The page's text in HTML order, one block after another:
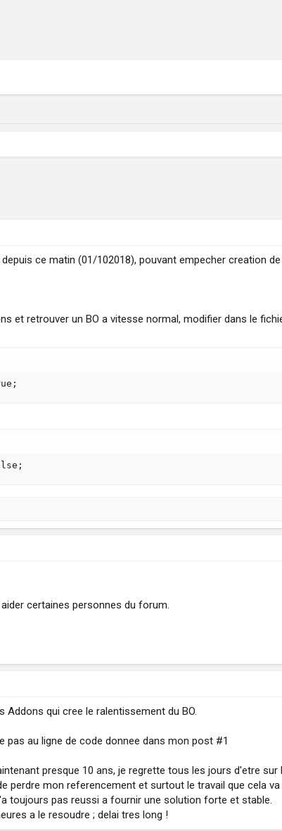
ce matin (01/102018), pouvant empecher creation
et retrouver un BO a vitesse normal, modifier dans le
certaines personnes du forum.
qui cree le ralentissement du BO.
pas au ligne de code donnee dans mon post #1
presque 10 ans, je regrette tous les jours d'etre sur
perdre mon referencement et surtout le travail que cela va
toujours pas reussi a fournir une solution forte et stable.
a le resoudre ; delai tres long !